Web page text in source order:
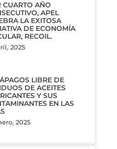
CUARTO AÑO
APEL
LA EXITOSA
DE ECONOMÍA
RECOIL.
2025
LIBRE DE
DE ACEITES
Y SUS
EN LAS
2025